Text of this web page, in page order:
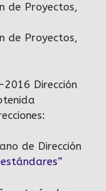
de Proyectos,
de Proyectos,
Dirección
de Dirección